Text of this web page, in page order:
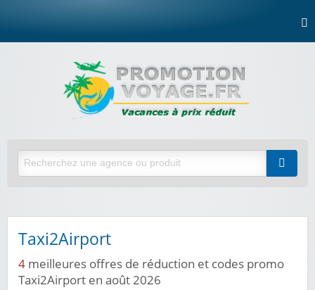
Taxi2Airport
4 meilleures offres de réduction et codes promo
Taxi2Airport en août 2026